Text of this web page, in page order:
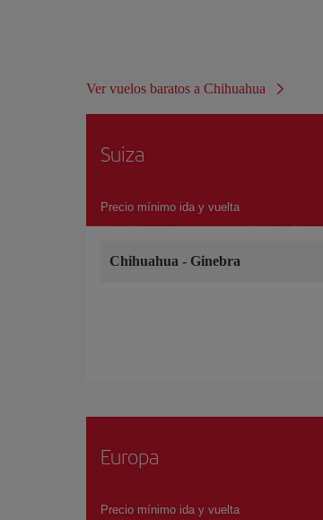
Ver vuelos baratos a Chihuahua
Suiza
Precio mínimo ida y vuelta
Chihuahua - Ginebra
Europa
Precio mínimo ida y vuelta